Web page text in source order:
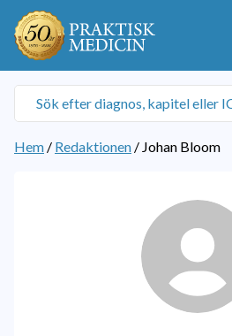
Hem / Redaktionen / Johan Bloom